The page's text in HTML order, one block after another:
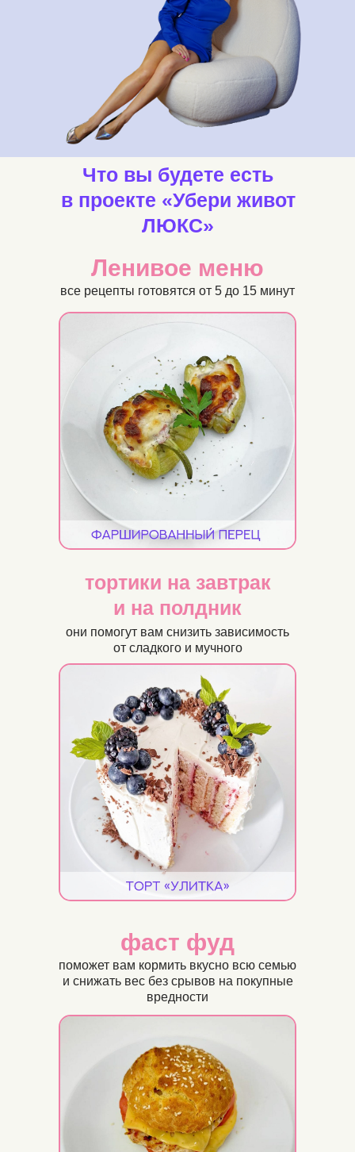
Что вы будете есть
в проекте «Убери живот
ЛЮКС»
все рецепты готовятся от 5 до 15 минут
Ленивое меню
они помогут вам снизить зависимость
от сладкого и мучного
тортики на завтрак
и на полдник
поможет вам кормить вкусно всю семью
и снижать вес без срывов на покупные
вредности
фаст фуд